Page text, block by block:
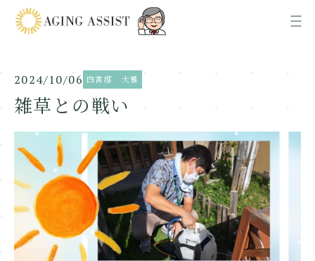
News
お知らせ
About us
AGING ASSISTについて
Office
各事業所ご案内
2024/10/06 四宮邸 大雅
雑草との戦い